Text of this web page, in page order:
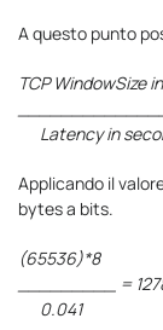
A questo punto
TCP WindowSize
Latency in
Applicando il
bytes a bits.
(65536)*8
_________ =
0.041